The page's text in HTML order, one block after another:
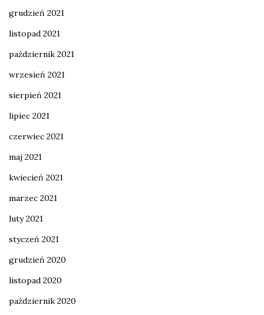
grudzień 2021
listopad 2021
październik 2021
wrzesień 2021
sierpień 2021
lipiec 2021
czerwiec 2021
maj 2021
kwiecień 2021
marzec 2021
luty 2021
styczeń 2021
grudzień 2020
listopad 2020
październik 2020